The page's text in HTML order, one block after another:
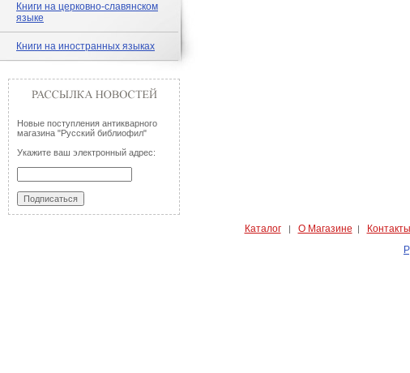
Книги на церковно-славянском
языке
Книги на иностранных языках
Новые поступления антикварного
магазина "Русский библиофил"
Укажите ваш электронный адрес:
Каталог| О Магазине | Контакты